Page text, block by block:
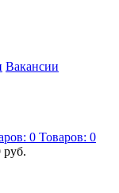
Вакансии
0 Товаров: 0
руб.